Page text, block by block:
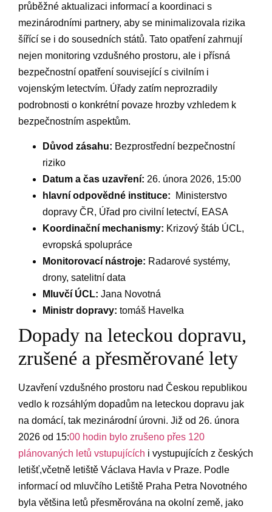
průběžné ⁣aktualizaci​ informací a koordinaci s
mezinárodními partnery, aby se minimalizovala⁣ rizika
šířící⁣ se ⁣i do ‌sousedních států. Tato opatření ⁢zahrnují⁢
nejen‍ monitoring⁣ vzdušného prostoru, ale i přísná
bezpečnostní⁤ opatření⁤ související s civilním i
⁢vojenským letectvím.​ Úřady ⁢zatím neprozradily
podrobnosti o⁤ konkrétní povaze ‍hrozby vzhledem k
⁣bezpečnostním aspektům.
Důvod zásahu: Bezprostřední bezpečnostní
‍riziko
Datum a čas uzavření: ⁣26. ⁢února 2026, 15:00
hlavní odpovědné ⁣instituce: ⁣ Ministerstvo
dopravy ČR, Úřad pro civilní letectví,‍ EASA
Koordinační ‍mechanismy: Krizový ​štáb ÚCL, ​
evropská spolupráce
Monitorovací‌ nástroje: Radarové‍ systémy,
⁣drony, ​satelitní data
Mluvčí ÚCL: Jana Novotná
Ministr ⁤dopravy: tomáš Havelka
Dopady na leteckou dopravu,
zrušené a přesměrované lety
Uzavření vzdušného prostoru nad Českou republikou
vedlo k rozsáhlým dopadům na‍ leteckou⁢ dopravu ‍jak
na ⁣domácí, tak mezinárodní úrovni. ​Již od ‍26. února‍
2026 od ⁤15:00 ‍hodin bylo ‍zrušeno přes 120
plánovaných ​letů⁣ vstupujících i vystupujících⁤ z ‌českých
letišť,včetně ‍letiště‌ Václava Havla v Praze. Podle
⁢informací od‍ mluvčího Letiště ​Praha Petra ⁣Novotného
⁤byla většina‌ letů přesměrována na okolní země, jako